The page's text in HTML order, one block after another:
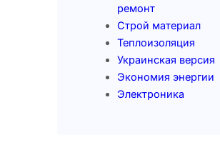
ремонт
Строй материал
Теплоизоляция
Украинская версия
Экономия энергии
Электроника